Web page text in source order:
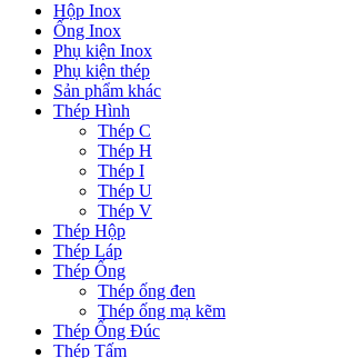
Hộp Inox
Ống Inox
Phụ kiện Inox
Phụ kiện thép
Sản phẩm khác
Thép Hình
Thép C
Thép H
Thép I
Thép U
Thép V
Thép Hộp
Thép Láp
Thép Ống
Thép ống đen
Thép ống mạ kẽm
Thép Ống Đúc
Thép Tấm